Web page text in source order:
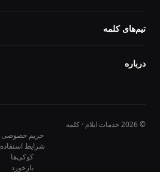
تیم‌های کلمه
درباره
© 2026 خدمات ایلام · کلمه
حریم خصوصی
شرایط استفاده
کوکی‌ها
بازخورد
10